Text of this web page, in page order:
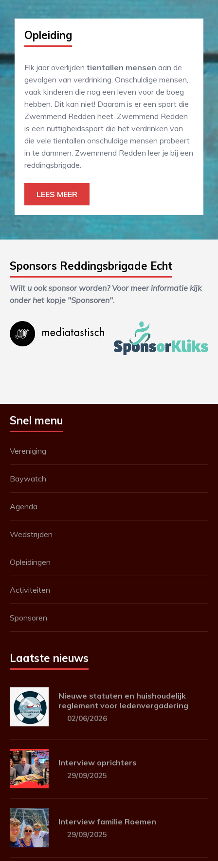
Opleiding
Elk jaar overlijden tientallen mensen aan de
gevolgen van verdrinking. Onschuldige mensen,
vaak kinderen die nog een leven voor de boeg
hebben. Dit kan niet! Daarom is er een sport die
Zwemmend Redden heet. Zwemmend Redden
is een nuttigheidssport die het verdrinken van
die vele tientallen onschuldige mensen probeert
in te dammen. Zwemmend Redden leer je bij een
reddingsbrigade.
LEES MEER
Sponsors Reddingsbrigade Echt
Wilt u ook sponsor worden? Voor meer informatie kijk
onder het kopje "Sponsoren".
Snel menu
Vereniging
Baywatch
Agenda
Wedstrijden
Opleidingen
Activiteiten
Sponsoren
Laatste nieuws
Nieuwe statuten en huishoudelijk
reglement voor ledenvergadering
02/06/2026
Interview oprichters
29/09/2025
Interview familie Roemen
29/09/2025